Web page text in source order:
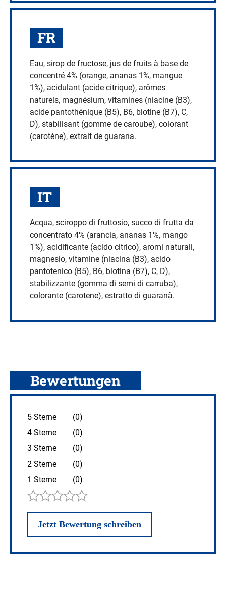
FR
Eau, sirop de fructose, jus de fruits à base de
concentré 4% (orange, ananas 1%, mangue
1%), acidulant (acide citrique), arômes
naturels, magnésium, vitamines (niacine (B3),
acide pantothénique (B5), B6, biotine (B7), C,
D), stabilisant (gomme de caroube), colorant
(carotène), extrait de guarana.
IT
Acqua, sciroppo di fruttosio, succo di frutta da
concentrato 4% (arancia, ananas 1%, mango
1%), acidificante (acido citrico), aromi naturali,
magnesio, vitamine (niacina (B3), acido
pantotenico (B5), B6, biotina (B7), C, D),
stabilizzante (gomma di semi di carruba),
colorante (carotene), estratto di guaranà.
Bewertungen
5 Sterne
(0)
4 Sterne
(0)
3 Sterne
(0)
2 Sterne
(0)
1 Sterne
(0)